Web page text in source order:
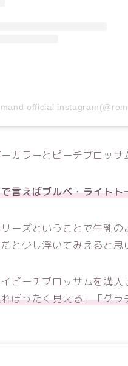
official
カラーとピーチブロッサ
言えばブルベ・ライト
ーズということで牛乳
と少し浮いてみえると思
ピーチブロッサムを購入
ぼったく見える」「グ